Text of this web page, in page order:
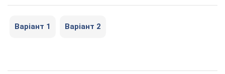
Варіант 1 Варіант 2